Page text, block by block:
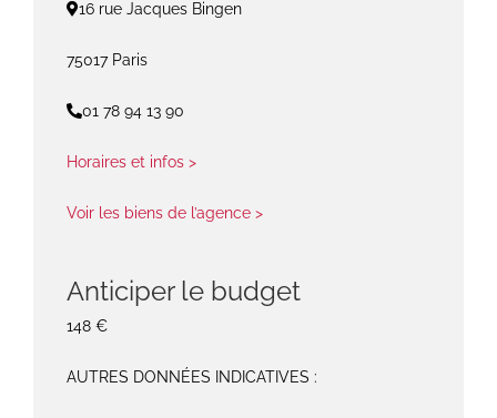
16 rue Jacques Bingen
75017 Paris
01 78 94 13 90
Horaires et infos >
Voir les biens de l’agence >
Anticiper le budget
148 €
AUTRES DONNÉES INDICATIVES :